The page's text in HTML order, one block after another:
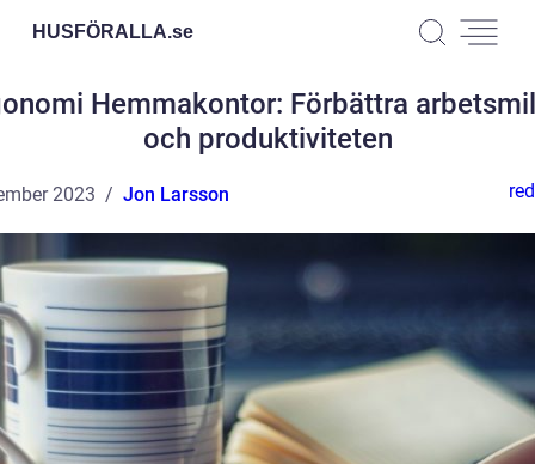
HUSFÖRALLA.se
Hemmakontor: Förbättra
och produktiviteten
2023 Jon Larsson